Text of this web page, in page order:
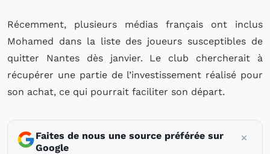
Récemment, plusieurs médias français ont inclus
Mohamed dans la liste des joueurs susceptibles de
quitter Nantes dès janvier. Le club chercherait à
récupérer une partie de l’investissement réalisé pour
son achat, ce qui pourrait faciliter son départ.
Faites de nous une source préférée sur
Google